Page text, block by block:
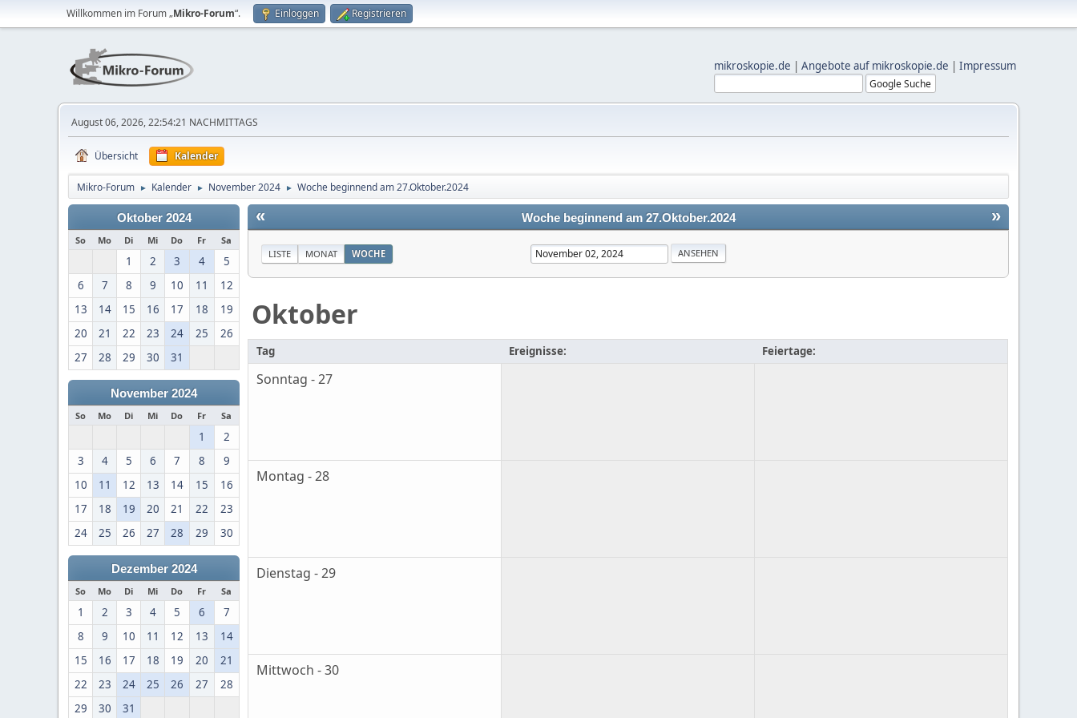
Willkommen im Forum „Mikro-Forum“. Einloggen Registrieren
mikroskopie.de | Angebote auf mikroskopie.de | Impressum
August 06, 2026, 22:54:21 NACHMITTAGS
Übersicht Kalender
Mikro-Forum ► Kalender ► November 2024 ► Woche beginnend am 27.Oktober.2024
Oktober 2024
So Mo Di Mi Do Fr Sa
1 2 3 4
5
6
7 8 9 10 11
12
13
14 15 16 17 18
19
20
21 22 23 24 25
26
27
28 29 30 31
November 2024
So Mo Di Mi Do Fr Sa
1
2
3
4 5 6 7 8
9
10
11 12 13 14 15
16
17
18 19 20 21 22
23
24
25 26 27 28 29 30
Dezember 2024
So Mo Di Mi Do Fr Sa
1 2 3 4 5 6
7
8
9 10 11 12 13
14
15
16 17 18 19 20
21
22
23 24 25 26 27
28
29
30 31
« »
Woche beginnend am 27.Oktober.2024
LISTE MONAT WOCHE
Oktober
Tag Ereignisse: Feiertage:
Sonntag - 27
Montag - 28
Dienstag - 29
Mittwoch - 30